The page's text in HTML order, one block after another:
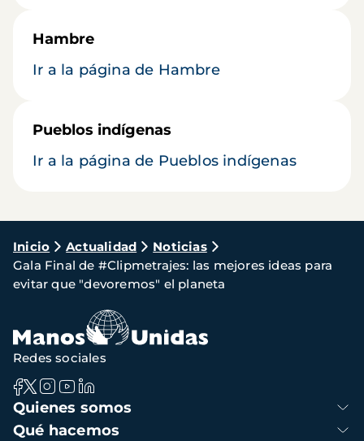
Hambre
Ir a la página de Hambre
Pueblos indígenas
Ir a la página de Pueblos indígenas
Ruta
de
navegación
Inicio Actualidad
Noticias
Gala Final de #Clipmetrajes: las mejores ideas para
evitar que "devoremos" el planeta
Navegación
principal
Quienes somos
Qué hacemos
Redes sociales